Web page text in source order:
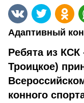
Адаптивный
Ребята из КСК
Троицкое)
конного